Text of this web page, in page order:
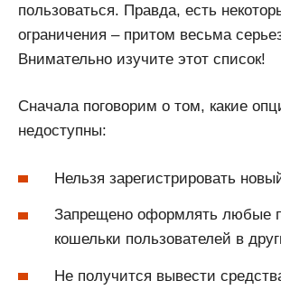
пользоваться. Правда, есть
ограничения – притом весьма
Внимательно изучите этот список!
Сначала поговорим о том, какие
недоступны:
Нельзя зарегистрировать
Запрещено оформлять любые
кошельки пользователей в
Не получится вывести